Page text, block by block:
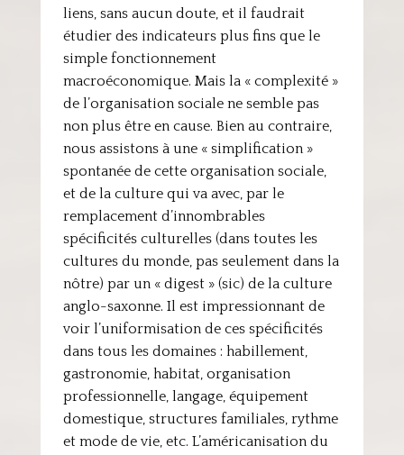
liens, sans aucun doute, et il faudrait
étudier des indicateurs plus fins que le
simple fonctionnement
macroéconomique. Mais la « complexité »
de l’organisation sociale ne semble pas
non plus être en cause. Bien au contraire,
nous assistons à une « simplification »
spontanée de cette organisation sociale,
et de la culture qui va avec, par le
remplacement d’innombrables
spécificités culturelles (dans toutes les
cultures du monde, pas seulement dans la
nôtre) par un « digest » (sic) de la culture
anglo-saxonne. Il est impressionnant de
voir l’uniformisation de ces spécificités
dans tous les domaines : habillement,
gastronomie, habitat, organisation
professionnelle, langage, équipement
domestique, structures familiales, rythme
et mode de vie, etc. L’américanisation du